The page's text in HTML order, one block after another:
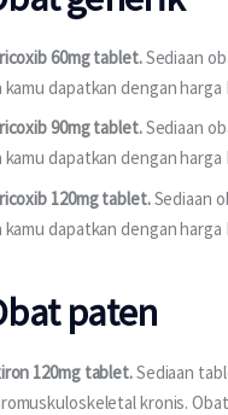
60mg tablet.Sediaan
kamu dapatkan dengan
90mg tablet.Sediaan
kamu dapatkan dengan
120mg tablet.Sediaan
kamu dapatkan dengan
paten
120mg tablet.Sediaan
kronis.